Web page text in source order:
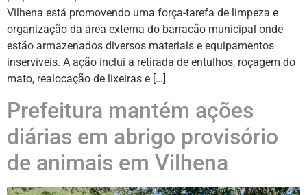
Vilhena está promovendo uma força-tarefa de limpeza e
organização da área externa do barracão municipal onde
estão armazenados diversos materiais e equipamentos
inservíveis. A ação inclui a retirada de entulhos, roçagem do
mato, realocação de lixeiras e […]
Prefeitura mantém ações
diárias em abrigo provisório
de animais em Vilhena